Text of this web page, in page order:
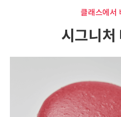
클래스에서
시그니처